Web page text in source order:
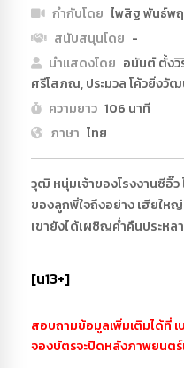
กำกับโดย ไพสิฐ พันธ์พ
สนับสนุนโดย -
นำแสดงโดย อนันต์ ตั้งวิ
ศรีโสภณ, ประมวล โค้วยิ่งวั
ความยาว 106 นาที
ภาษา ไทย
วุฒิ หนุ่มเจ้าของโรงงานซีอิ๊
ของลูกพี่ใจถึงอย่าง เฮียให
เขายังได้เผชิญค่ำคืนประห
[น13+]
สอบถามข้อมูลเพิ่มเติมได้ที่
จองบัตรจะปิดหลังภาพยนตร์